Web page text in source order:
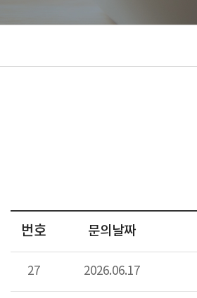
번호 문의날짜
27 2026.06.17